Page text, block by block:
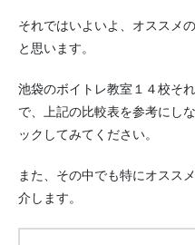
それではいよいよ、オススメ
と思います。
池袋のボイトレ教室１４校そ
で、上記の比較表を参考にし
ックしてみてください。
また、その中でも特にオスス
介します。